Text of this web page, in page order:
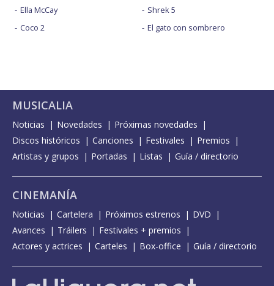
Ella McCay
Coco 2
Shrek 5
El gato con sombrero
MUSICALIA
Noticias Novedades
Próximas novedades
Discos históricos
Canciones Festivales
Premios
Artistas y grupos
Portadas Listas Guía / directorio
CINEMANÍA
Noticias Cartelera Próximos estrenos
DVD
Avances
Tráilers
Festivales + premios
Actores y actrices
Carteles Box-office Guía / directorio